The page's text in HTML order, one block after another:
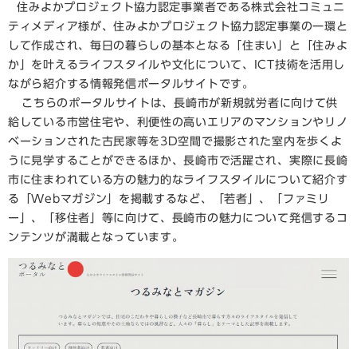
住みよかプロジェクト協力認定事業者である株式会社コミュニ
ティメディア様が、住みよかプロジェクト協力認定事業の一環と
して作成され、毎日の暮らしの基本となる「住まい」と「住みよ
か」を叶えるライフスタイルや文化について、ICT技術を活用し
ながら紹介する情報発信ポータルサイトです。
こちらのポータルサイトは、長崎市が新規就労者に向けて供
給している市営住宅や、利便性の高いエリアのマンションやリノ
ベーションされた古民家等を3D空間で撮影された室内を歩くよ
うに見学することができるほか、長崎市で活躍され、実際に長崎
市に住まわれている方の魅力的なライフスタイルについて紹介す
る「Webマガジン」を掲載するなど、「若者」、「ファミリ
ー」、「移住者」等に向けて、長崎市の魅力について発信するコ
ンテンツが満載となっています。